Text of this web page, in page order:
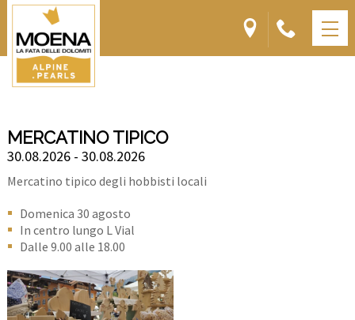
MERCATINO TIPICO
30.08.2026 - 30.08.2026
Mercatino tipico degli hobbisti locali
Domenica 30 agosto
In centro lungo L Vial
Dalle 9.00 alle 18.00